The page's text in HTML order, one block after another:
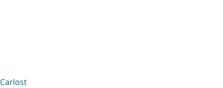
Carlost